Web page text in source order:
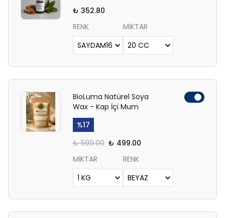
₺ 352.80
RENK
MİKTAR
BioLuma Natürel Soya
Wax - Kap İçi Mum
%17
₺ 599.00 ₺ 499.00
MİKTAR
RENK